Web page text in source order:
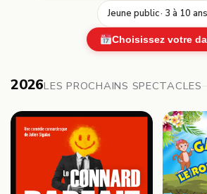
Jeune public · 3 à 10 ans
Choisissez votre
2026LES PROCHAINS SPECTACLES